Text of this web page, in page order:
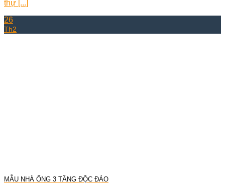
thự [...]
26
Th2
MẪU NHÀ ỐNG 3 TẦNG ĐỘC ĐÁO